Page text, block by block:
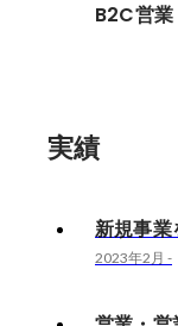
B2C営業
実績
新規事業
2023年2月 -